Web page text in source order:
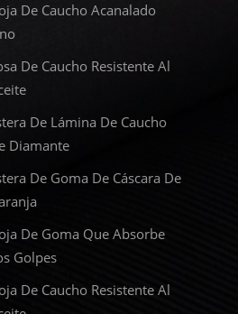
De Caucho Acanalado
De Caucho Resistente Al
De Lámina De Caucho
Diamante
De Goma De Cáscara De
De Goma Que Absorbe
Golpes
De Caucho Resistente Al